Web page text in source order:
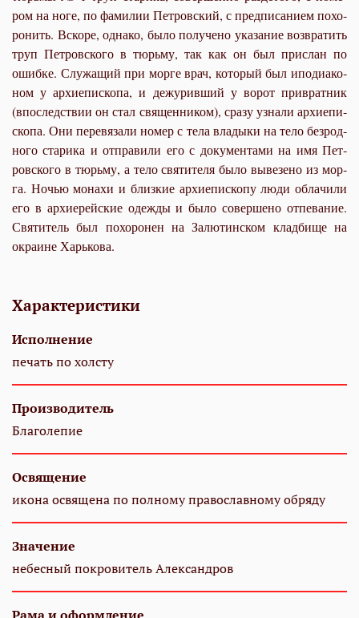
ром на но­ге, по фа­ми­лии Пет­ров­ский, с пред­пи­са­ни­ем по­хо­
ро­нить. Вско­ре, од­на­ко, бы­ло по­лу­че­но ука­за­ние воз­вра­тить
труп Пет­ров­ско­го в тюрь­му, так как он был при­слан по
ошиб­ке. Слу­жа­щий при мор­ге врач, ко­то­рый был ипо­ди­а­ко­
ном у ар­хи­епи­ско­па, и де­жу­рив­ший у во­рот при­врат­ник
(впо­след­ствии он стал свя­щен­ни­ком), сра­зу узна­ли ар­хи­епи­
ско­па. Они пе­ре­вя­за­ли но­мер с те­ла вла­ды­ки на те­ло без­род­
но­го ста­ри­ка и от­пра­ви­ли его с до­ку­мен­та­ми на имя Пет­
ров­ско­го в тюрь­му, а те­ло свя­ти­те­ля бы­ло вы­ве­зе­но из мор­
га. Но­чью мо­на­хи и близ­кие ар­хи­епи­ско­пу лю­ди об­ла­чи­ли
его в ар­хи­ерей­ские одеж­ды и бы­ло со­вер­ше­но от­пе­ва­ние.
Свя­ти­тель был по­хо­ро­нен на За­лю­тин­ском клад­би­ще на
окра­ине Харь­ко­ва.
Характеристики
Исполнение
печать по холсту
Производитель
Благолепие
Освящение
икона освящена по полному православному обряду
Значение
небесный покровитель Александров